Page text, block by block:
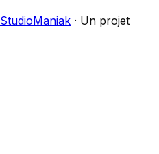
StudioManiak · Un projet